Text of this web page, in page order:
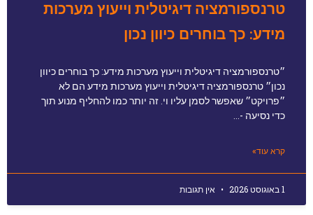
טרנספורמציה דיגיטלית וייעוץ מערכות
מידע: כך בוחרים כיוון נכון
״טרנספורמציה דיגיטלית וייעוץ מערכות מידע: כך בוחרים כיוון
נכון״ טרנספורמציה דיגיטלית וייעוץ מערכות מידע הם לא
״פרויקט״ שאפשר לסמן עליו וי. זה יותר כמו להחליף מנוע תוך
כדי נסיעה -…
קרא עוד»
1 באוגוסט 2026 אין תגובות